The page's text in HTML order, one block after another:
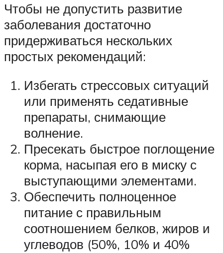
Чтобы не допустить развитие
заболевания достаточно
придерживаться нескольких
простых рекомендаций:
Избегать стрессовых ситуаций
или применять седативные
препараты, снимающие
волнение.
Пресекать быстрое поглощение
корма, насыпая его в миску с
выступающими элементами.
Обеспечить полноценное
питание с правильным
соотношением белков, жиров и
углеводов (50%, 10% и 40%